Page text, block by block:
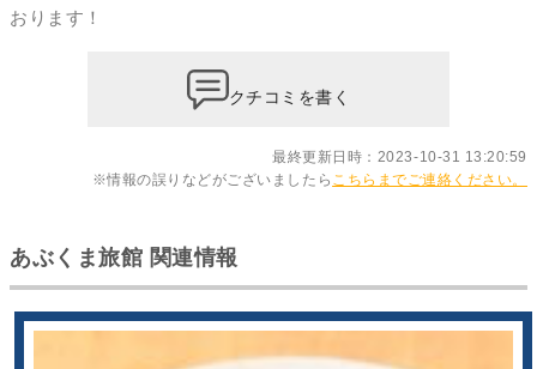
おります！
クチコミを書く
最終更新日時：2023-10-31 13:20:59
※情報の誤りなどがございましたら こちらまでご連絡ください。
あぶくま旅館 関連情報